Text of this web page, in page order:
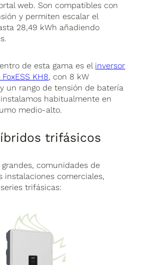
web. Son compatibles con
y permiten escalar el
28,49 kWh añadiendo
de esta gama es el inversor
KH8, con 8 kW
un rango de tensión de batería
habitualmente en
medio-alto.
trifásicos
comunidades de
instalaciones comerciales,
trifásicas: